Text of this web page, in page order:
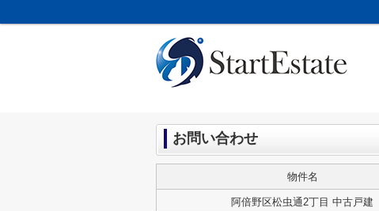
お問い合わせ
物件名
阿倍野区松虫通2丁目 中古戸建